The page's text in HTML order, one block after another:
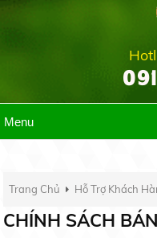
Menu
Trang Chủ Hỗ Trợ Khách
CHÍNH SÁCH